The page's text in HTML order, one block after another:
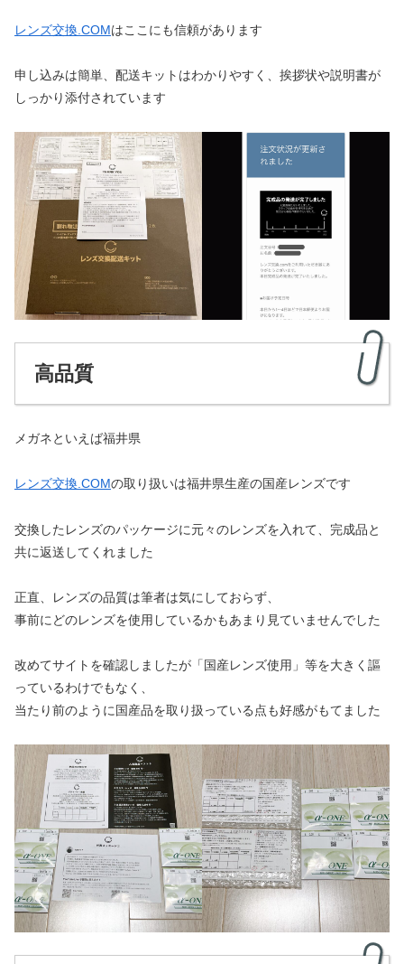
レンズ交換.COMはここにも信頼があります
申し込みは簡単、配送キットはわかりやすく、挨拶状や説明書が
しっかり添付されています
高品質
メガネといえば福井県
レンズ交換.COMの取り扱いは福井県生産の国産レンズです
交換したレンズのパッケージに元々のレンズを入れて、完成品と
共に返送してくれました
正直、レンズの品質は筆者は気にしておらず、
事前にどのレンズを使用しているかもあまり見ていませんでした
改めてサイトを確認しましたが「国産レンズ使用」等を大きく謳
っているわけでもなく、
当たり前のように国産品を取り扱っている点も好感がもてました